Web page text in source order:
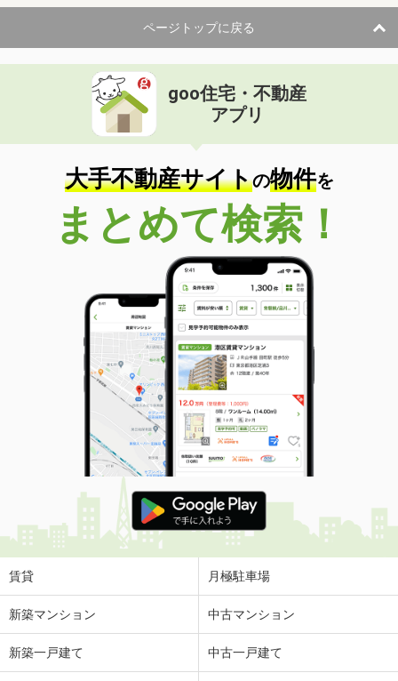
ページトップに戻る
goo住宅・不動産
アプリ
大手不動産サイトの物件を
まとめて検索！
賃貸 月極駐車場
新築マンション 中古マンション
新築一戸建て 中古一戸建て